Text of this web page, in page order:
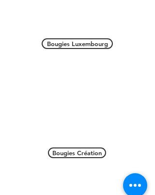
Bougies Luxembourg
Bougies Création